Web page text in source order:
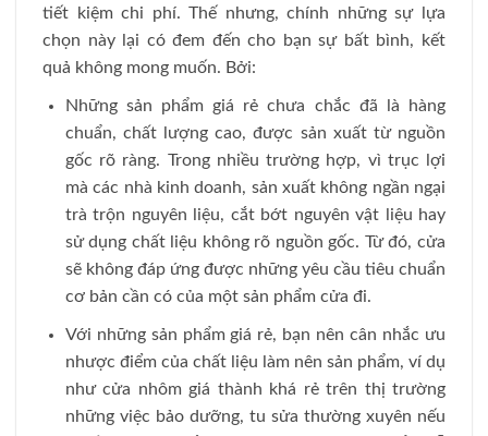
tiết kiệm chi phí. Thế nhưng, chính những sự lựa
chọn này lại có đem đến cho bạn sự bất bình, kết
quả không mong muốn. Bởi:
Những sản phẩm giá rẻ chưa chắc đã là hàng
chuẩn, chất lượng cao, được sản xuất từ nguồn
gốc rõ ràng. Trong nhiều trường hợp, vì trục lợi
mà các nhà kinh doanh, sản xuất không ngần ngại
trà trộn nguyên liệu, cắt bớt nguyên vật liệu hay
sử dụng chất liệu không rõ nguồn gốc. Từ đó, cửa
sẽ không đáp ứng được những yêu cầu tiêu chuẩn
cơ bản cần có của một sản phẩm cửa đi.
Với những sản phẩm giá rẻ, bạn nên cân nhắc ưu
nhược điểm của chất liệu làm nên sản phẩm, ví dụ
như cửa nhôm giá thành khá rẻ trên thị trường
những việc bảo dưỡng, tu sửa thường xuyên nếu